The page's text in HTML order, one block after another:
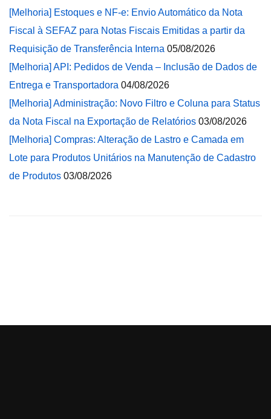
[Melhoria] Estoques e NF-e: Envio Automático da Nota
Fiscal à SEFAZ para Notas Fiscais Emitidas a partir da
Requisição de Transferência Interna 05/08/2026
[Melhoria] API: Pedidos de Venda – Inclusão de Dados de
Entrega e Transportadora 04/08/2026
[Melhoria] Administração: Novo Filtro e Coluna para Status
da Nota Fiscal na Exportação de Relatórios 03/08/2026
[Melhoria] Compras: Alteração de Lastro e Camada em
Lote para Produtos Unitários na Manutenção de Cadastro
de Produtos 03/08/2026